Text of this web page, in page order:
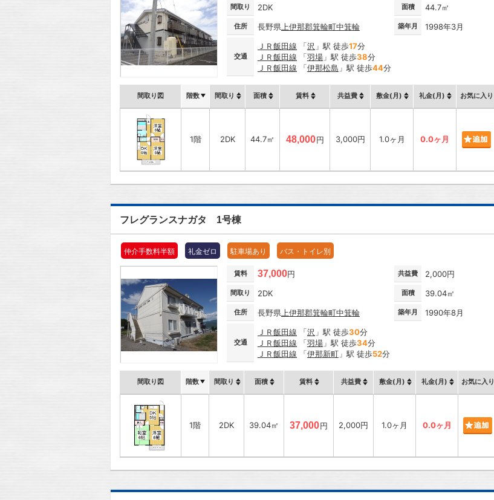
間取り 2DK 面積 44.7㎡
住所 長野県 上伊那郡箕輪町中箕輪 築年月 1998年3月
交通
ＪＲ飯田線 「沢 」駅 徒歩17分
ＪＲ飯田線 「羽場 」駅 徒歩38分
ＪＲ飯田線 「伊那松島 」駅 徒歩44分
間取り図 階数 間取り 面積 賃料 共益費 敷金(月) 礼金(月) お気に入り
1階 2DK 44.7㎡ 48,000円 3,000円 1.0ヶ月 0.0ヶ月
フレグランスナガタ 1号棟
仲介手数料半額 礼金ゼロ 駐車場あり バス・トイレ別
賃料 37,000円 共益費 2,000円
間取り 2DK 面積 39.04㎡
住所 長野県 上伊那郡箕輪町中箕輪 築年月 1990年8月
交通
ＪＲ飯田線 「沢 」駅 徒歩30分
ＪＲ飯田線 「羽場 」駅 徒歩34分
ＪＲ飯田線 「伊那新町 」駅 徒歩52分
間取り図 階数 間取り 面積 賃料 共益費 敷金(月) 礼金(月) お気に入り
1階 2DK 39.04㎡ 37,000円 2,000円 1.0ヶ月 0.0ヶ月